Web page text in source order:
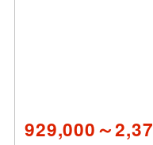
929,000～